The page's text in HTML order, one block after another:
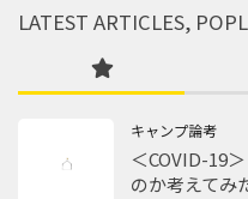
LATEST ARTICLES,
キャンプ論考
＜COVID-19
のか考えてみ